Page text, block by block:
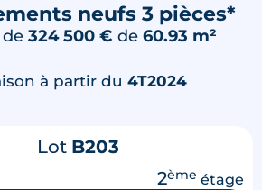
neufs 3 pièces*
324 500 € de 60.93 m²
à partir du 4T2024
Lot B203
2ème étage